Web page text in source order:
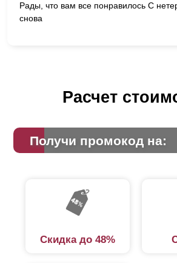
Рады, что вам все понравилось С
снова
Расчет
Получи промокод на:
Скидка до 48%